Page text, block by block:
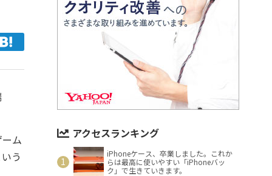
ム
う
アクセスランキング
iPhoneケース、卒業しました。これか
らは最高に使いやすい「iPhoneバッ
ク」で生きていきます。